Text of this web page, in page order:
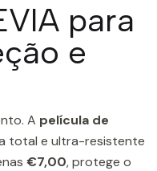
para
e
A película de
total e ultra-resistente
€7,00, protege o